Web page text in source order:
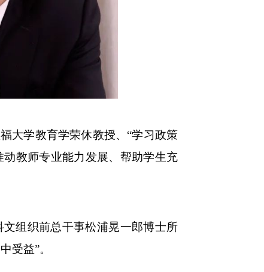
大学教育学荣休教授、“学习政策
教师专业能力发展、帮助学生充
组织前总干事松浦晃一郎博士所
受益”。